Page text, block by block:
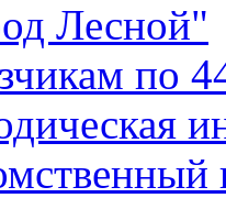
Лесной"
по